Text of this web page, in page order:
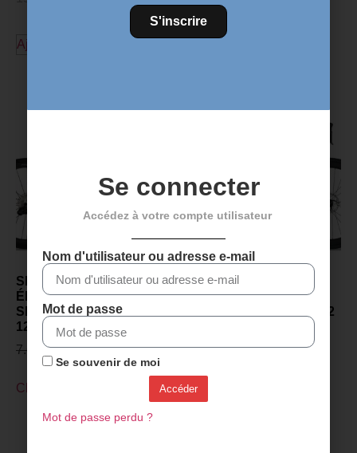
Ajouter au panier
SENSA GIULIA GT –
ÉDITION RAW – 2027 –
SHIMANO ULTEGRA DI2
12v – PRISM AURORA
7.649,00€ 5.599,00€
Choix des options
SENSA GIULIA GT –
PROJECT Z – 2027 –
SHIMANO ULTEGRA DI2
5.699,00€ 4.099,00€
Choix des options
S'inscrire
Se connecter
Accédez à votre compte utilisateur
Nom d'utilisateur ou adresse e-mail
Mot de passe
Se souvenir de moi
Accéder
Mot de passe perdu ?